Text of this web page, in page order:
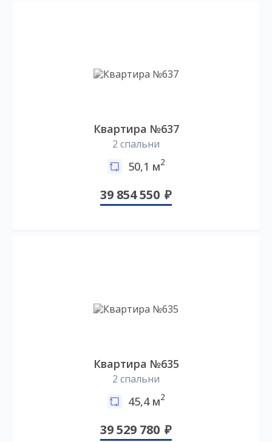
Квартира №637
2 спальни
50,1 м2
39 854 550
Квартира №635
2 спальни
45,4 м2
39 529 780